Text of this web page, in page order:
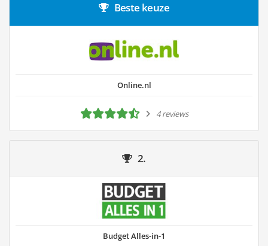
Beste keuze
Online.nl
4 reviews
2.
Budget Alles-in-1